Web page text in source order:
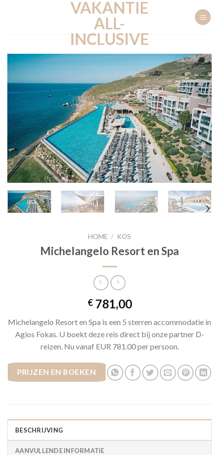
VAKANTIE
ALL-
INCLUSIVE
HOME / KOS
Michelangelo Resort en Spa
€781,00
Michelangelo Resort en Spa is een 5 sterren accommodatie in
Agios Fokas. U boekt deze reis direct bij onze partner D-
reizen. Nu vanaf EUR 781.00 per persoon.
PRIJZEN EN BOEKEN
BESCHRIJVING
AANVULLENDE INFORMATIE